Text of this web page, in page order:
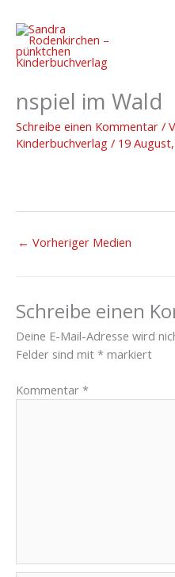
Inhalt
springen
nspiel im Wald
Schreibe einen Kommentar /
Kinderbuchverlag / 19
← Vorheriger Medien
Schreibe einen
Deine E-Mail-Adresse wird
Felder sind mit * markiert
Kommentar *